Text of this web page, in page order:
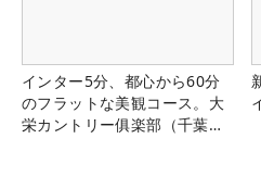
インター5分、都心から60分
のフラットな美観コース。大
栄カントリー俱楽部（千葉